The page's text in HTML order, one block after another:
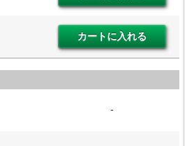
-